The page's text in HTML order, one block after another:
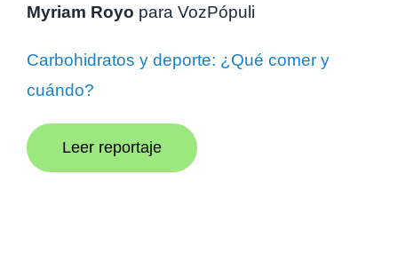
Myriam Royo para VozPópuli
Carbohidratos y deporte: ¿Qué comer y
cuándo?
Leer reportaje